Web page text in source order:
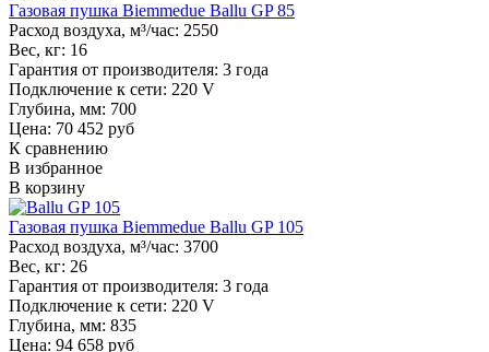
Газовая пушка Biemmedue Ballu GP 85
Расход воздуха, м³/час: 2550
Вес, кг: 16
Гарантия от производителя: 3 года
Подключение к сети: 220 V
Глубина, мм: 700
Цена: 70 452 руб
К сравнению
В избранное
В корзину
Газовая пушка Biemmedue Ballu GP 105
Расход воздуха, м³/час: 3700
Вес, кг: 26
Гарантия от производителя: 3 года
Подключение к сети: 220 V
Глубина, мм: 835
Цена: 94 658 руб